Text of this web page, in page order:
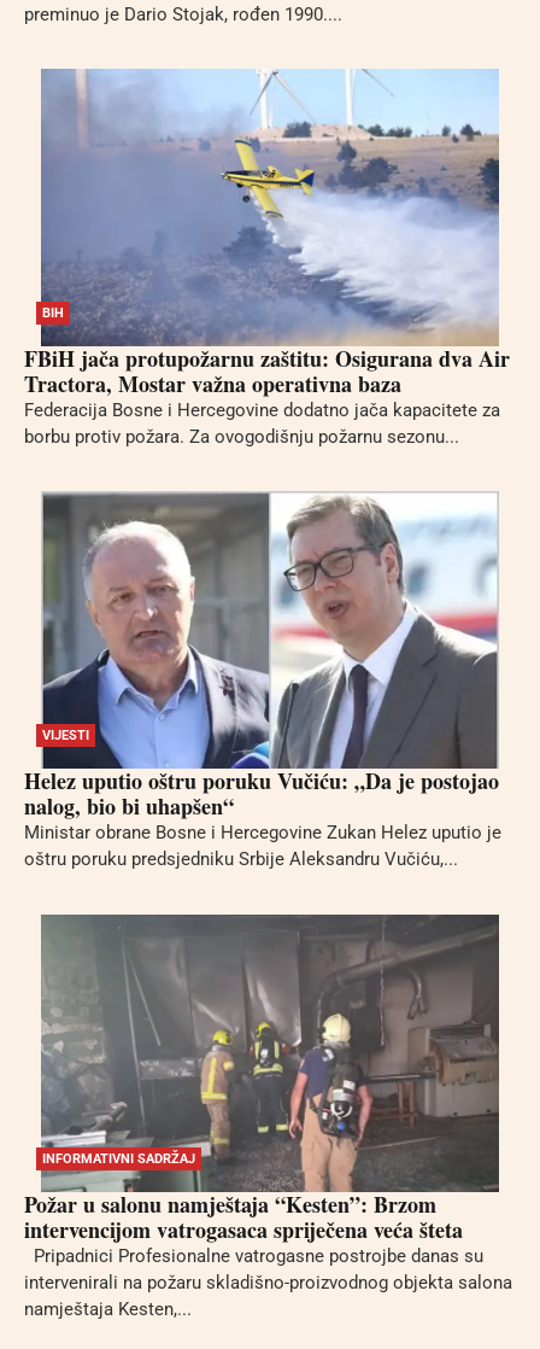
preminuo je Dario Stojak, rođen 1990....
BIH
FBiH jača protupožarnu zaštitu: Osigurana dva Air
Tractora, Mostar važna operativna baza
Federacija Bosne i Hercegovine dodatno jača kapacitete za
borbu protiv požara. Za ovogodišnju požarnu sezonu...
VIJESTI
Helez uputio oštru poruku Vučiću: „Da je postojao
nalog, bio bi uhapšen“
Ministar obrane Bosne i Hercegovine Zukan Helez uputio je
oštru poruku predsjedniku Srbije Aleksandru Vučiću,...
INFORMATIVNI SADRŽAJ
Požar u salonu namještaja “Kesten”: Brzom
intervencijom vatrogasaca spriječena veća šteta
Pripadnici Profesionalne vatrogasne postrojbe danas su
intervenirali na požaru skladišno-proizvodnog objekta salona
namještaja Kesten,...